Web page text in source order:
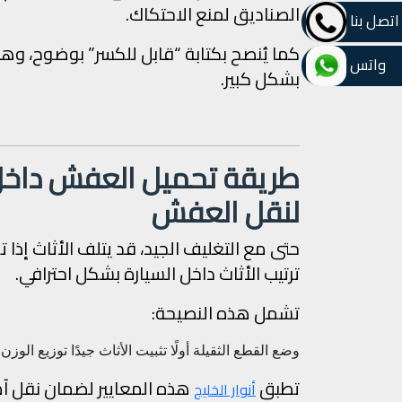
الصناديق لمنع الاحتكاك.
كما يُنصح بكتابة “قابل للكسر” بوضوح،
بشكل كبير.
طريقة تحميل العفش
لنقل العفش
حتى مع التغليف الجيد، قد يتلف الأثاث
ترتيب الأثاث داخل السيارة بشكل احترافي.
تشمل هذه النصيحة:
وضع القطع الثقيلة أولًا تثبيت الأثاث جيدًا توزيع
تطبقأنوار الخليج هذه المعايير لضمان
اتصل بنا
واتس